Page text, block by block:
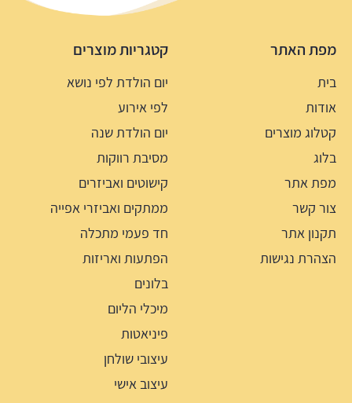
מפת האתר
בית
אודות
קטלוג מוצרים
בלוג
מפת אתר
צור קשר
תקנון אתר
הצהרת נגישות
קטגריות מוצרים
יום הולדת לפי נושא
לפי אירוע
יום הולדת שנה
מסיבת רווקות
קישוטים ואביזרים
ממתקים ואביזרי אפייה
חד פעמי מתכלה
הפתעות ואריזות
בלונים
מיכלי הליום
פיניאטות
עיצובי שולחן
עיצוב אישי